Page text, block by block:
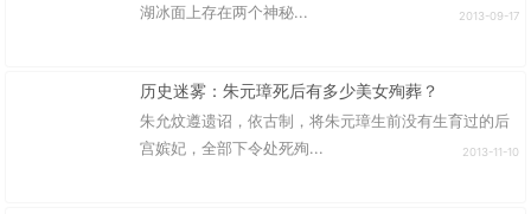
湖冰面上存在两个神秘...
2013-09-17
历史迷雾：朱元璋死后有多少美女殉葬？
朱允炆遵遗诏，依古制，将朱元璋生前没有生育过的后
宫嫔妃，全部下令处死殉...
2013-11-10